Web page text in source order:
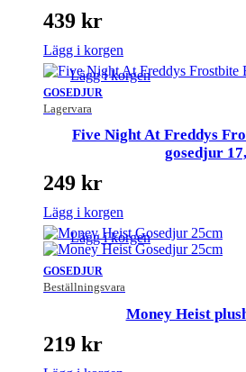
439 kr
Lägg i korgen
GOSEDJUR
Lagervara
Lägg i korgen
Five Night At Freddys
gosedjur
249 kr
Lägg i korgen
GOSEDJUR
Beställningsvara
Lägg i korgen
Money Heist
219 kr